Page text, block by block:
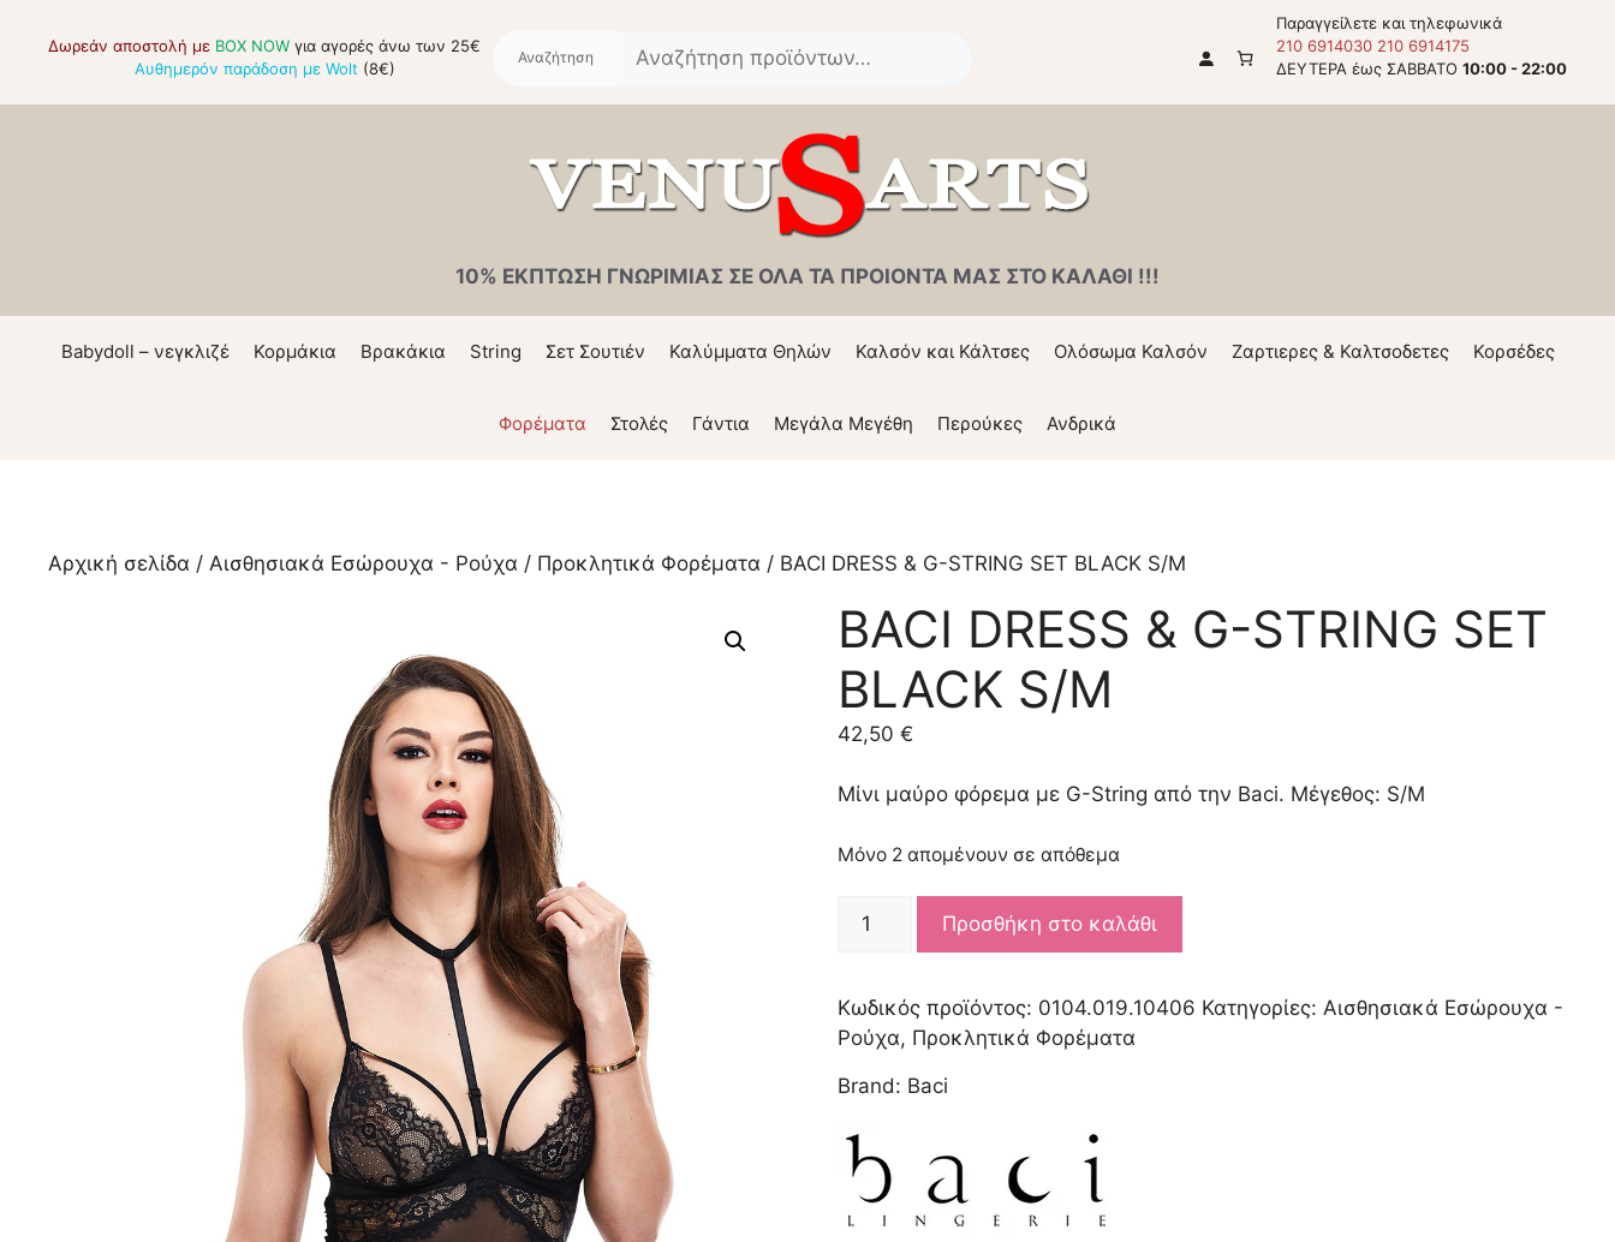
Δωρεάν αποστολή με BOX NOW για αγορές άνω των 25€
Αυθημερόν παράδοση με Wolt(8€)
Παραγγείλετε και τηλεφωνικά
210 6914030 210 6914175
ΔΕΥΤΕΡΑ έως ΣΑΒΒΑΤΟ 10:00 - 22:00
10% ΕΚΠΤΩΣΗ ΓΝΩΡΙΜΙΑΣ ΣΕ ΟΛΑ ΤΑ ΠΡΟΙΟΝΤΑ ΜΑΣ ΣΤΟ ΚΑΛΑΘΙ !!!
Babydoll – νεγκλιζέ Κορμάκια Βρακάκια String Σετ Σουτιέν Καλύμματα Θηλών Καλσόν και Κάλτσες Ολόσωμα Καλσόν Ζαρτιερες & Καλτσοδετες Κορσέδες
Φορέματα Στολές Γάντια Μεγάλα Μεγέθη Περούκες Ανδρικά
Αρχική σελίδα / Αισθησιακά Εσώρουχα - Ρούχα / Προκλητικά Φορέματα / BACI DRESS & G-STRING SET BLACK S/M
BACI DRESS & G-STRING SET
BLACK S/M
42,50€
Μίνι μαύρο φόρεμα με G-String από την Baci. Μέγεθος: S/M
Μόνο 2 απομένουν σε απόθεμα
DRESS
G-
STRING
BLACK
ποσότητα
Προσθήκη στο καλάθι
Κωδικός προϊόντος: 0104.019.10406 Κατηγορίες: Αισθησιακά Εσώρουχα -
Ρούχα, Προκλητικά Φορέματα
Brand: Baci